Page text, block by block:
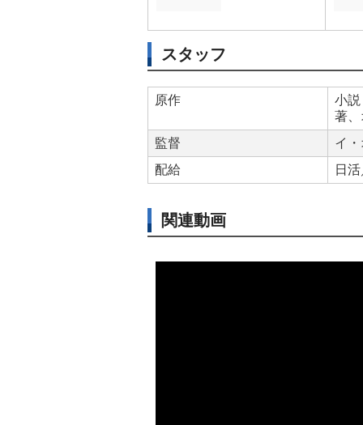
スタッフ
原作
小
著
監督
イ
配給
日
関連動画